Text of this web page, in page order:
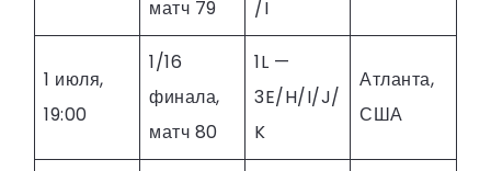
матч 79
/I
1 июля,
19:00
1/16
финала,
матч 80
1L —
3E/H/I/J/
K
Атланта,
США